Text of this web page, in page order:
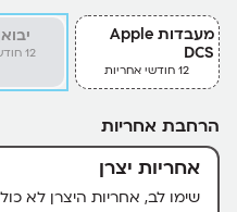
מעבדות Apple
DCS
12 חודשי אחריות
12 חודשי אחריות
הרחבת אחריות
אחריות יצרן
שימו לב, אחריות היצרן לא